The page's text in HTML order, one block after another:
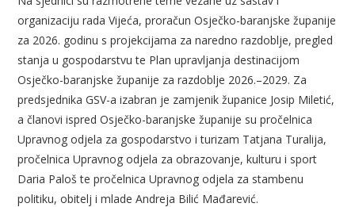
organizaciju rada Vijeća, proračun Osječko-baranjske županije
za 2026. godinu s projekcijama za naredno razdoblje, pregled
stanja u gospodarstvu te Plan upravljanja destinacijom
Osječko-baranjske županije za razdoblje 2026.–2029. Za
predsjednika GSV-a izabran je zamjenik županice Josip Miletić,
a članovi ispred Osječko-baranjske županije su pročelnica
Upravnog odjela za gospodarstvo i turizam Tatjana Turalija,
pročelnica Upravnog odjela za obrazovanje, kulturu i sport
Daria Paloš te pročelnica Upravnog odjela za stambenu
politiku, obitelj i mlade Andreja Bilić Mađarević.